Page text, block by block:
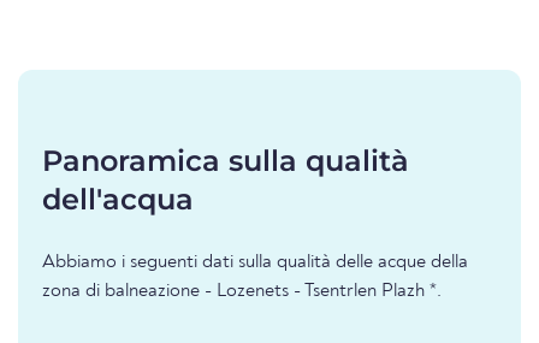
Panoramica sulla qualità
dell'acqua
Abbiamo i seguenti dati sulla qualità delle acque della
zona di balneazione - Lozenets - Tsentrlen Plazh *.